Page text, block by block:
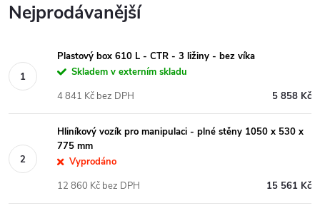
Nejprodávanější
Plastový box 610 L - CTR - 3 ližiny - bez víka
Skladem v externím skladu
5 858 Kč
4 841 Kč bez DPH
Hliníkový vozík pro manipulaci - plné stěny 1050 x 530 x
775 mm
Vyprodáno
15 561 Kč
12 860 Kč bez DPH